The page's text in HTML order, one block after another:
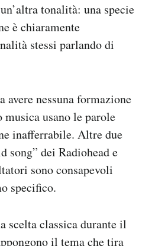
tonalità: una specie
è chiaramente
stessi parlando di
avere nessuna formazione
usano le parole
inafferrabile. Altre due
song” dei Radiohead e
sono consapevoli
specifico.
scelta classica durante il
il tema che tira